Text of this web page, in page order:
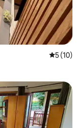
5 (10)